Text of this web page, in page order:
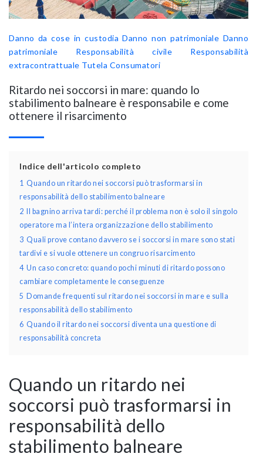
Danno da cose in custodia Danno non patrimoniale Danno
patrimoniale
Responsabilità civile
Responsabilità
extracontrattuale Tutela Consumatori
Ritardo nei soccorsi in mare: quando lo
stabilimento balneare è responsabile e come
ottenere il risarcimento
Indice dell'articolo completo
1 Quando un ritardo nei soccorsi può trasformarsi in
responsabilità dello stabilimento balneare
2
Il bagnino arriva tardi: perché il problema non è solo il singolo
operatore ma l’intera organizzazione dello stabilimento
3 Quali prove contano davvero se i soccorsi in mare sono stati
tardivi e si vuole ottenere un congruo risarcimento
4 Un caso concreto: quando pochi minuti di ritardo possono
cambiare completamente le conseguenze
5 Domande frequenti sul ritardo nei soccorsi in mare e sulla
responsabilità dello stabilimento
6 Quando il ritardo nei soccorsi diventa una questione di
responsabilità concreta
Quando un ritardo nei
soccorsi può trasformarsi in
responsabilità dello
stabilimento balneare